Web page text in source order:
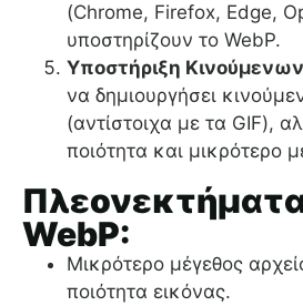
(Chrome, Firefox, Edge,
υποστηρίζουν το WebP.
Υποστήριξη
να δημιουργήσει
(αντίστοιχα με τα GIF),
ποιότητα και μικρότερο
WebP:
Μικρότερο μέγεθος
ποιότητα εικόνας.